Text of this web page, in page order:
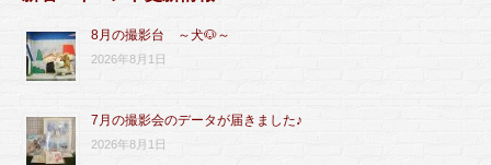
8月の撮影台 ～犬🐶～
2026年8月1日
7月の撮影会のデータが届きました♪
2026年8月1日